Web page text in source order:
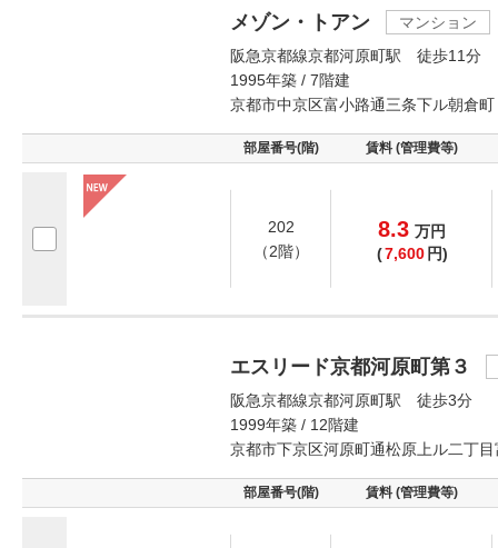
メゾン・トアン
マンション
阪急京都線京都河原町駅 徒歩11分
1995年築 / 7階建
京都市中京区富小路通三条下ル朝倉町
部屋番号(階) 賃料 (管理費等)
202
（2階）
8.3 万円
(7,600 円)
エスリード京都河原町第３
阪急京都線京都河原町駅 徒歩3分
1999年築 / 12階建
京都市下京区河原町通松原上ル二丁
部屋番号(階) 賃料 (管理費等)